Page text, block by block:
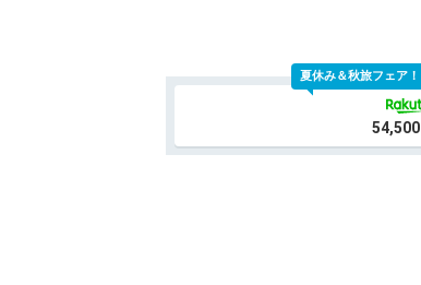
54,500
夏休み＆秋旅フェア！